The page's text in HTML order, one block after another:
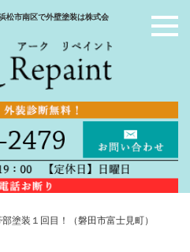
松市南区で外壁塗装は株式会
塗装１回目！（磐田市富士見町）